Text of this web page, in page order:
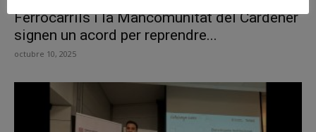
Ferrocarrils i la Mancomunitat del Cardener
signen un acord per reprendre...
octubre 10, 2025